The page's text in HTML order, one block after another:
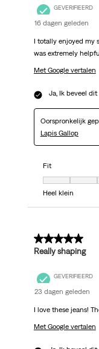
GEVERIFIEERD
16 dagen geleden
I totally enjoyed my
was extremely
Met Google vertalen
Ja, Ik beveel
Oorspronkelijk
Lapis Gallop
Fit
Fit, 4 van 7,
Heel klein
5 van 5 sterren.
Really shaping
GEVERIFIEERD
23 dagen geleden
I love these jeans!
Met Google vertalen